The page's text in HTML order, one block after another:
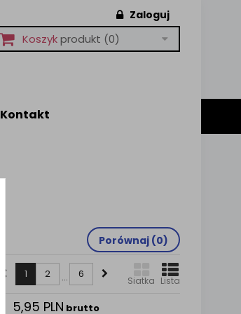
Zaloguj
Koszykprodukt (0)
Kontakt
Porównaj (0)
Siatka Lista
1 2 ... 6
5,95 PLN brutto